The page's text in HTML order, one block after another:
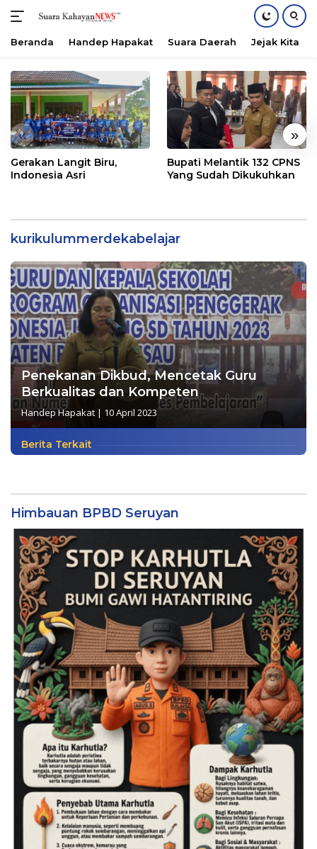
konten
Beranda Handep Hapakat Suara Daerah Jejak Kita
« »
Gerakan Langit Biru,
Indonesia Asri
Bupati Melantik 132 CPNS
Yang Sudah Dikukuhkan
kurikulummerdekabelajar
Penekanan Dikbud, Mencetak Guru
Berkualitas dan Kompeten
Handep Hapakat | 10 April 2023
Berita Terkait
Himbauan BPBD Seruyan